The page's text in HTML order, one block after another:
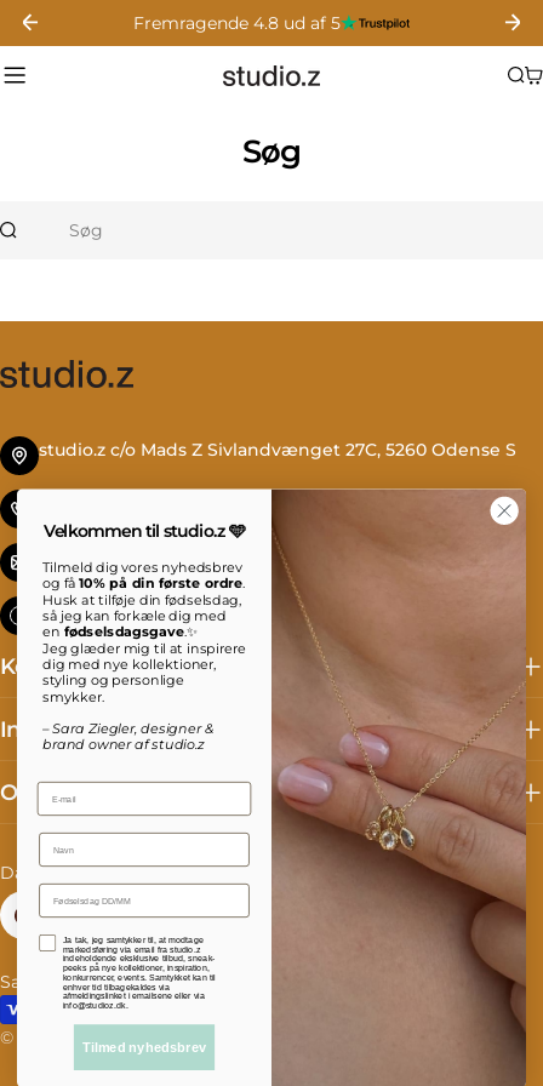
indhold
Fremragende 4.8 ud af 5
Søg
Søg
studio.z c/o Mads Z Sivlandvænget 27C, 5260 Odense S
info@studioz.dk
Mandag til torsdag: 8 - 16 Fredag: 8 - 15:30
Kollektioner
Information
Om studio.z
S
p
o
g
Dansk
L
a
n
d
/
Danmark (DKK kr.)
© 2026 studioz.dk Drevet af Shopify
Salgs- og leveringsbetingelser
Betalingsmetoder
Velkommen til studio.z 🩵
Tilmeld dig vores nyhedsbrev
og få10% på din første ordre.
Husk at tilføje din fødselsdag,
så jeg kan forkæle dig med
en fødselsdagsgave.✨
Jeg glæder mig til at inspirere
dig med nye kollektioner,
styling og personlige
smykker.
– Sara Ziegler, designer &
brand owner af studio.z
Email
Name
Accepterer persondatapolitik
Ja tak, jeg samtykker til, at modtage
markedsføring via email fra studio.z
indeholdende eksklusive tilbud, sneak-
peeks på nye kollektioner, inspiration,
konkurrencer, events. Samtykket kan til
enhver tid tilbagekaldes via
afmeldingslinket i emailsene eller via
info@studioz.dk.
Tilmed nyhedsbrev